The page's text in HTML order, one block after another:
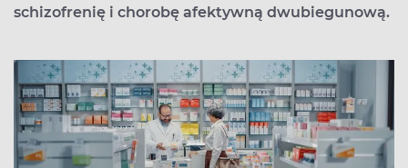
schizofrenię i chorobę afektywną dwubiegunową.